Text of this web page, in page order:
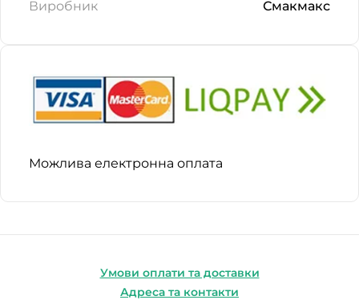
Виробник Смакмакс
Можлива електронна оплата
Умови оплати та доставки
Адреса та контакти